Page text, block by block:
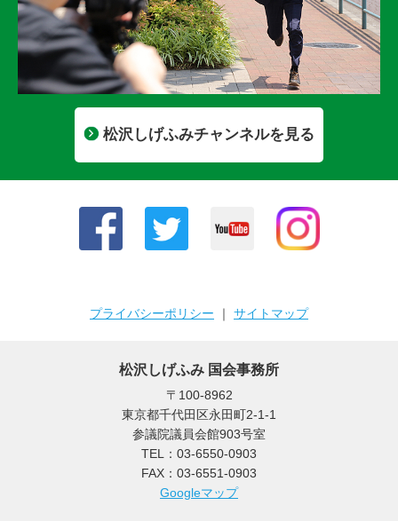
松沢しげふみチャンネルを見る
プライバシーポリシー ｜ サイトマップ
松沢しげふみ 国会事務所
〒100-8962
東京都千代田区永田町2-1-1
参議院議員会館903号室
TEL：03-6550-0903
FAX：03-6551-0903
Googleマップ